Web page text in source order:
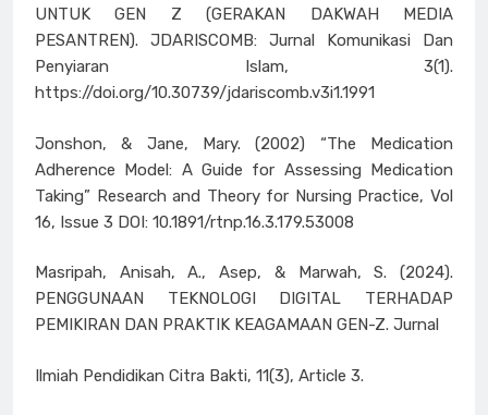
UNTUK GEN Z (GERAKAN DAKWAH MEDIA
PESANTREN). JDARISCOMB: Jurnal Komunikasi Dan
Penyiaran Islam, 3(1).
https://doi.org/10.30739/jdariscomb.v3i1.1991
Jonshon, & Jane, Mary. (2002) “The Medication
Adherence Model: A Guide for Assessing Medication
Taking” Research and Theory for Nursing Practice, Vol
16, Issue 3 DOI: 10.1891/rtnp.16.3.179.53008
Masripah, Anisah, A., Asep, & Marwah, S. (2024).
PENGGUNAAN TEKNOLOGI DIGITAL TERHADAP
PEMIKIRAN DAN PRAKTIK KEAGAMAAN GEN-Z. Jurnal
Ilmiah Pendidikan Citra Bakti, 11(3), Article 3.